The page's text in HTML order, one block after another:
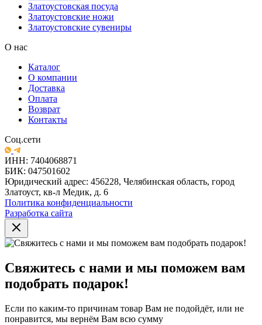
Златоустовская посуда
Златоустовские ножи
Златоустовские сувениры
О нас
Каталог
О компании
Доставка
Оплата
Возврат
Контакты
Соц.сети
ИНН: 7404068871
БИК: 047501602
Юридический адрес: 456228, Челябинская область, город
Златоуст, кв-л Медик, д. 6
Политика конфиденциальности
Разработка сайта
Свяжитесь с нами и мы поможем вам
подобрать подарок!
Если по каким-то причинам товар Вам не подойдёт, или не
понравится, мы вернём Вам всю сумму